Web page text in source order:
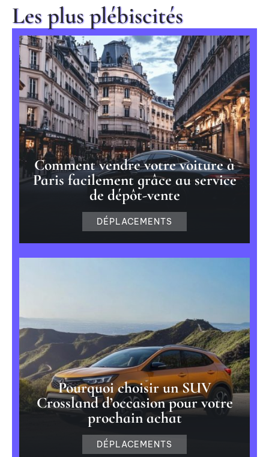
Les plus plébiscités
Comment vendre votre voiture à
Paris facilement grâce au service
de dépôt-vente
DÉPLACEMENTS
Pourquoi choisir un SUV
Crossland d’occasion pour votre
prochain achat
DÉPLACEMENTS